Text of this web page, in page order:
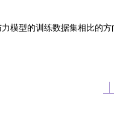
力模型的训练数据集相比的方